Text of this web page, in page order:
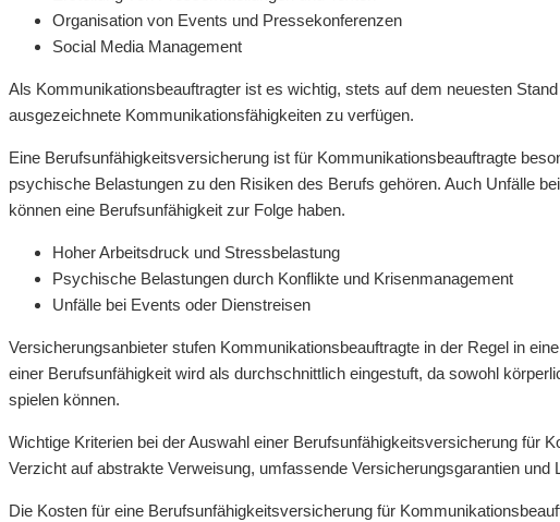
Organisation von Events und Pressekonferenzen
Social Media Management
Als Kommunikationsbeauftragter ist es wichtig, stets auf dem neuesten
ausgezeichnete Kommunikationsfähigkeiten zu verfügen.
Eine Berufsunfähigkeitsversicherung ist für Kommunikationsbeauftragte
psychische Belastungen zu den Risiken des Berufs gehören. Auch Unfälle
können eine Berufsunfähigkeit zur Folge haben.
Hoher Arbeitsdruck und Stressbelastung
Psychische Belastungen durch Konflikte und Krisenmanagement
Unfälle bei Events oder Dienstreisen
Versicherungsanbieter stufen Kommunikationsbeauftragte in der Regel in
einer Berufsunfähigkeit wird als durchschnittlich eingestuft, da sowohl
spielen können.
Wichtige Kriterien bei der Auswahl einer Berufsunfähigkeitsversicherung für
Verzicht auf abstrakte Verweisung, umfassende Versicherungsgarantien und
Die Kosten für eine Berufsunfähigkeitsversicherung für